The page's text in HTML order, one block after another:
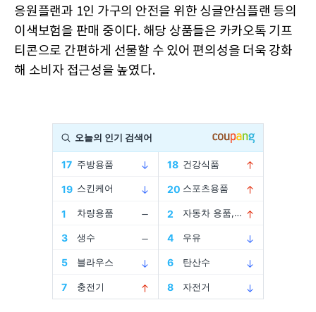
응원플랜과 1인 가구의 안전을 위한 싱글안심플랜 등의
이색보험을 판매 중이다. 해당 상품들은 카카오톡 기프
티콘으로 간편하게 선물할 수 있어 편의성을 더욱 강화
해 소비자 접근성을 높였다.